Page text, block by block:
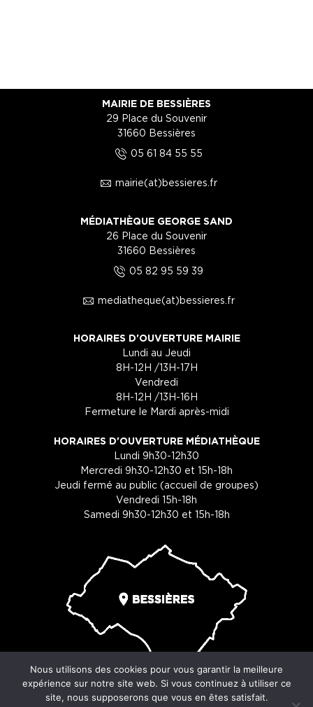
MAIRIE DE BESSIÈRES
29 Place du Souvenir
31660 Bessières
5 05 61 84 55 55
1 mairie(at)bessieres.fr
MÉDIATHÈQUE GEORGE SAND
26 Place du Souvenir
31660 Bessières
5 05 82 95 59 39
1 mediatheque(at)bessieres.fr
HORAIRES D'OUVERTURE MAIRIE
Lundi au Jeudi
8H-12H /13H-17H
Vendredi
8H-12H /13H-16H
Fermeture le Mardi après-midi
HORAIRES D'OUVERTURE MÉDIATHÈQUE
Lundi 9h30-12h30
Mercredi 9h30-12h30 et 15h-18h
Jeudi fermé au public (accueil de groupes)
Vendredi 15h-18h
Samedi 9h30-12h30 et 15h-18h
Nous utilisons des cookies pour vous garantir la meilleure
expérience sur notre site web. Si vous continuez à utiliser ce
site, nous supposerons que vous en êtes satisfait.